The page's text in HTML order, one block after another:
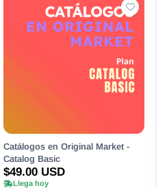
Catálogos en Original Market -
Catalog Basic
$49.00 USD
Llega hoy